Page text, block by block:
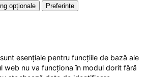
opționale
Preferințe
esențiale pentru funcțiile de bază ale
web nu va funcționa în modul dorit fără